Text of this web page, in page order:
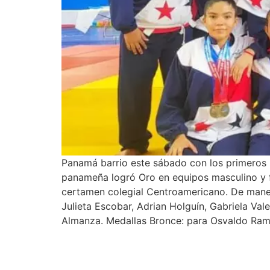
Panamá barrio este sábado con los
panameña logró Oro en equipos masculino
certamen colegial Centroamericano. De
Julieta Escobar, Adrian Holguín, Gabriela
Almanza. Medallas Bronce: para Osvaldo